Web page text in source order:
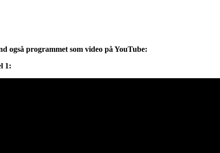
også programmet som video på YouTube:
1: